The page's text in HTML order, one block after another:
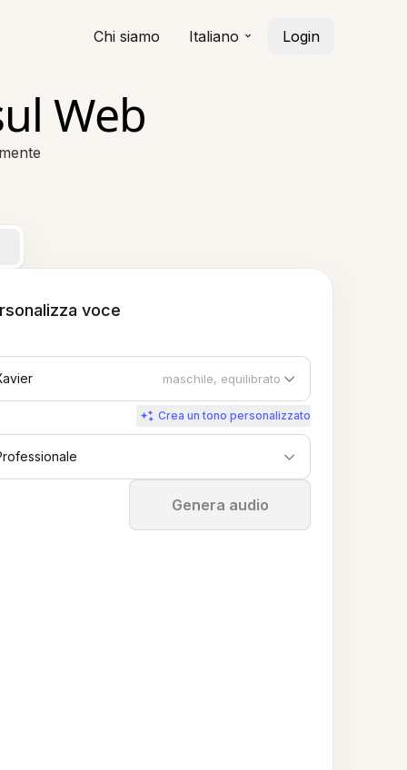
Chi siamo Italiano Login
Web
voce
maschile, equilibrato
Crea un tono personalizzato
Genera audio
Ferma